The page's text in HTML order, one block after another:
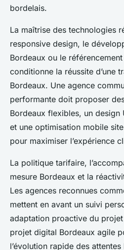
bordelais.
La maîtrise des technologies
responsive design, le
Bordeaux ou le
conditionne la réussite d’une
Bordeaux. Une agence
performante doit proposer
Bordeaux flexibles, un design
et une optimisation mobile
pour maximiser l’expérience
La politique tarifaire,
mesure Bordeaux et la
Les agences reconnues
mettent en avant un suivi
adaptation proactive du projet
projet digital Bordeaux agile
l’évolution rapide des attentes